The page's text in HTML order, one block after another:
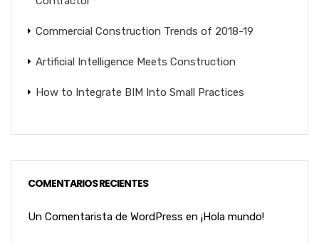
Commercial Construction Trends of 2018-19
Artificial Intelligence Meets Construction
How to Integrate BIM Into Small Practices
COMENTARIOS RECIENTES
Un Comentarista de WordPress en ¡Hola mundo!